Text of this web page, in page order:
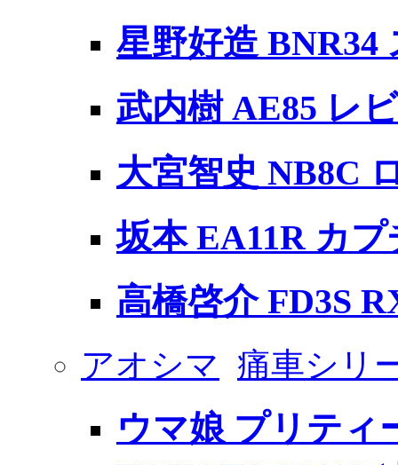
星野好造 BNR34
武内樹 AE85 レ
大宮智史 NB8C
坂本 EA11R カ
高橋啓介 FD3S
アオシマ 痛車シリ
ウマ娘 プリティ